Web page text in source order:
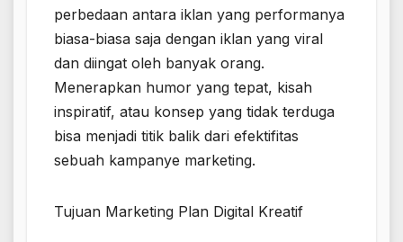
perbedaan antara iklan yang performanya
biasa-biasa saja dengan iklan yang viral
dan diingat oleh banyak orang.
Menerapkan humor yang tepat, kisah
inspiratif, atau konsep yang tidak terduga
bisa menjadi titik balik dari efektifitas
sebuah kampanye marketing.
Tujuan Marketing Plan Digital Kreatif